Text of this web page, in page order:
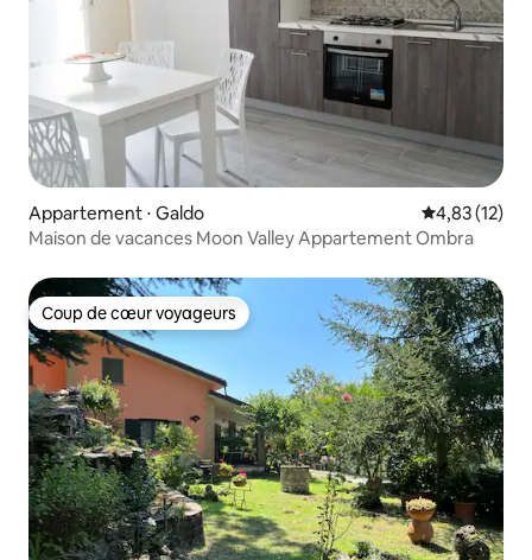
Appartement ⋅ Galdo Évaluation
4,83 (12)
Maison de vacances Moon Valley Appartement Ombra
Coup de cœur voyageurs
Coup de cœur voyageurs